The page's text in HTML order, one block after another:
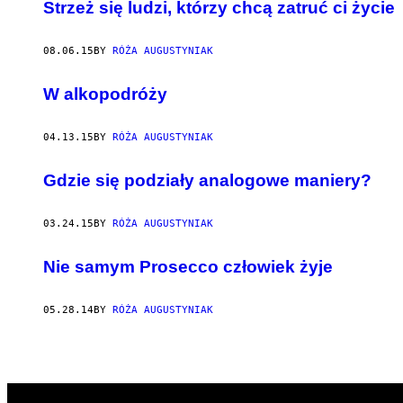
AUTHOR
​Strzeż się ludzi, którzy chcą zatruć ci życie
08.06.15 BY RÓŻA AUGUSTYNIAK
​W alkopodróży
04.13.15 BY RÓŻA AUGUSTYNIAK
Gdzie się podziały analogowe maniery?
03.24.15 BY RÓŻA AUGUSTYNIAK
Nie samym Prosecco człowiek żyje
05.28.14BY RÓŻA AUGUSTYNIAK